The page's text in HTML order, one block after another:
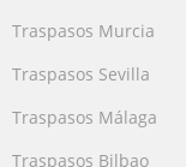
Traspasos Murcia
Traspasos Sevilla
Traspasos Málaga
Traspasos Bilbao